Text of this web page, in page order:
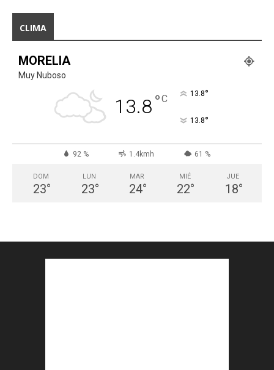
CLIMA
MORELIA
Muy Nuboso
13.8°C 13.8°
13.8°
92 % 1.4kmh 61 %
DOM
23°
LUN
23°
MAR
24°
MIÉ
22°
JUE
18°